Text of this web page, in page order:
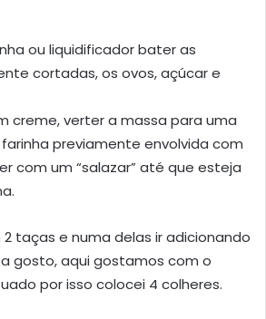
ou liquidificador bater as
cortadas, os ovos, açúcar e
creme, verter a massa para uma
previamente envolvida com
com um “salazar” até que esteja
2 taças e numa delas ir adicionando
gosto, aqui gostamos com o
por isso colocei 4 colheres.